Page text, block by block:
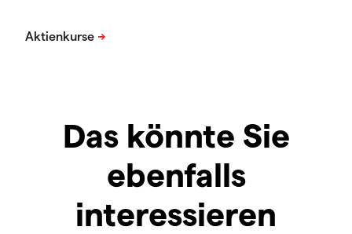
Das könnte Sie
ebenfalls
interessieren